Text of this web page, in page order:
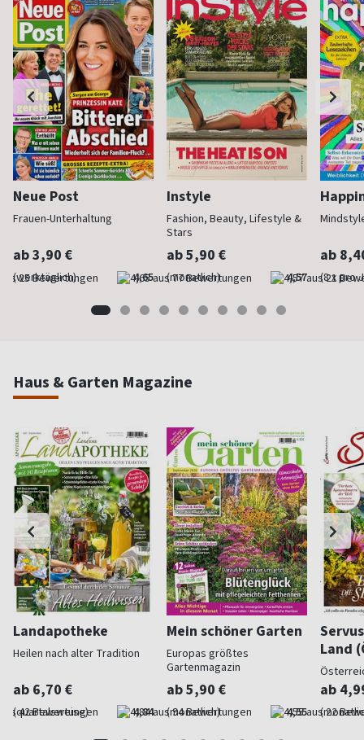
Neue Post
Frauen-Unterhaltung
ab 3,90 €
(werktäglich) 4,65
Instyle
Fashion, Beauty, Lifestyle &
Stars
ab 5,90 €
(monatlich) 4,57
ab
(8 x pro
Haus & Garten Magazine
Landapotheke
Heilen nach alter Tradition
ab 6,70 €
(quartalsweise) 4,84
Mein schöner Garten
Europas größtes
Gartenmagazin
ab 5,90 €
(monatlich) 4,55
Land
ab